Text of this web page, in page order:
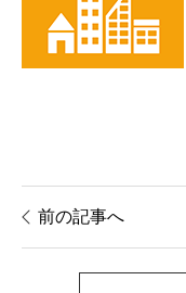
前の記事へ